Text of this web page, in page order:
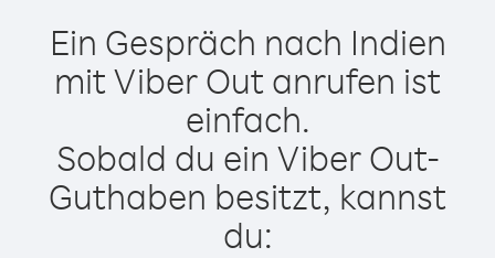
Ein Gespräch nach Indien
mit Viber Out anrufen ist
einfach.
Sobald du ein Viber Out-
Guthaben besitzt, kannst
du: